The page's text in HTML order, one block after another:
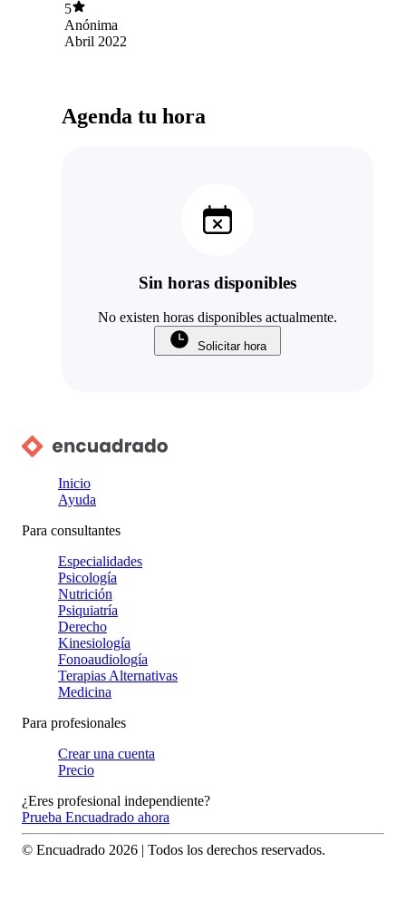
5
Anónima
Abril 2022
Agenda tu hora
Sin horas disponibles
No existen horas disponibles actualmente.
Solicitar hora
Inicio
Ayuda
Para consultantes
Especialidades
Psicología
Nutrición
Psiquiatría
Derecho
Kinesiología
Fonoaudiología
Terapias Alternativas
Medicina
Para profesionales
Crear una cuenta
Precio
¿Eres profesional independiente?
Prueba Encuadrado ahora
© Encuadrado 2026 | Todos los derechos reservados.